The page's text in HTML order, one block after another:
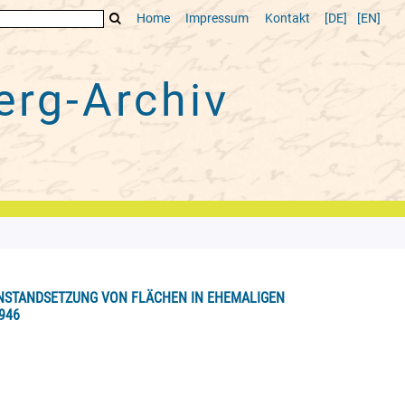
Home Impressum Kontakt [DE] [EN]
Archiv
VON FLÄCHEN IN EHEMALIGEN